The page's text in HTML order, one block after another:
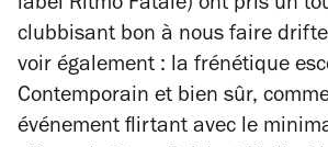
label Ritmo Fatale) ont pris un
clubbisant bon à nous faire
voir également : la frénétique
Contemporain et bien sûr,
événement flirtant avec le